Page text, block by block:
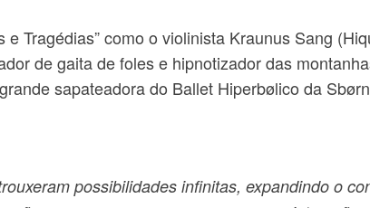
Tragédias” como o violinista Kraunus Sang
de gaita de foles e hipnotizador das
sapateadora do Ballet Hiperbølico da
possibilidades infinitas, expandindo o